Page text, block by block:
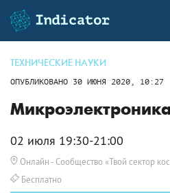
ТЕХНИЧЕСКИЕ НАУКИ
ОПУБЛИКОВАНО 30 ИЮНЯ 2020, 10:27
02 июля 19:30-21:00
Онлайн - Сообщество «Твой сектор
Бесплатно